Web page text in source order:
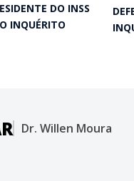
DO INSS
INQUÉRITO
Dr. Willen Moura